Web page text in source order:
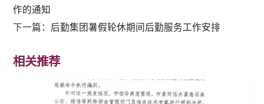
作的通知
下一篇： 后勤集团暑假轮休期间后勤服务工作安排
相关推荐